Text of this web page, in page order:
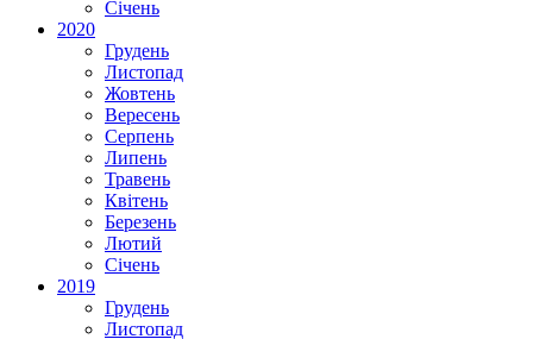
Січень
2020
Грудень
Листопад
Жовтень
Вересень
Серпень
Липень
Травень
Квітень
Березень
Лютий
Січень
2019
Грудень
Листопад